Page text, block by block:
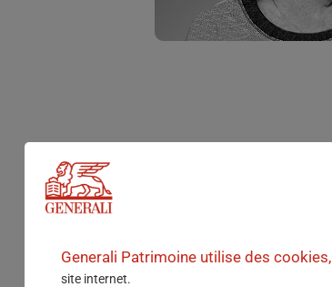
Generali Patrimoine utilise des cookies,
site internet.